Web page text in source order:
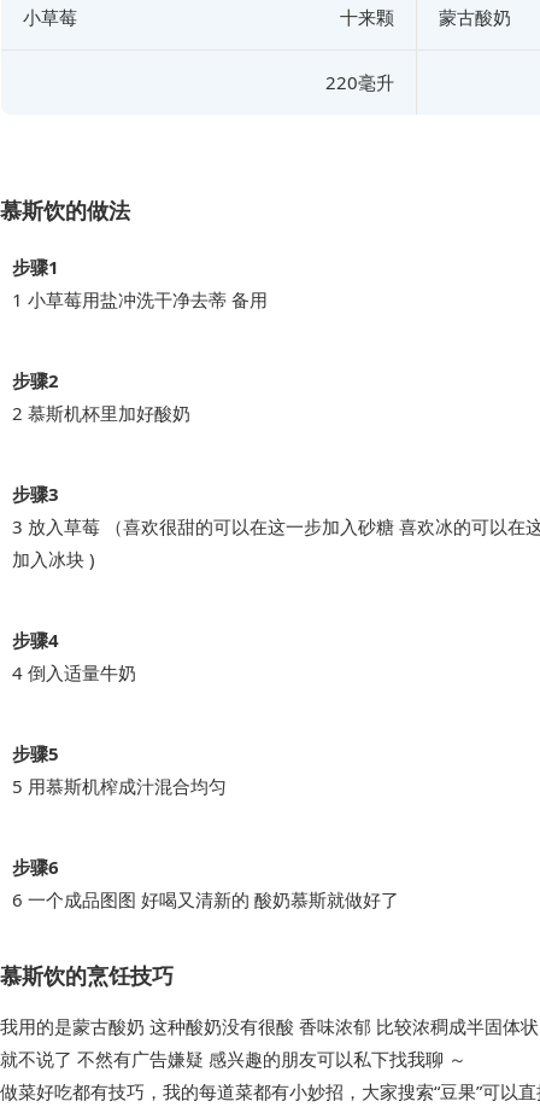
小草莓 十来颗 蒙古酸奶
220毫升
慕斯饮的做法
步骤1
1 小草莓用盐冲洗干净去蒂 备用
步骤2
2 慕斯机杯里加好酸奶
步骤3
3 放入草莓 （喜欢很甜的可以在这一步加入砂糖 喜欢冰的可以在
加入冰块 )
步骤4
4 倒入适量牛奶
步骤5
5 用慕斯机榨成汁混合均匀
步骤6
6 一个成品图图 好喝又清新的 酸奶慕斯就做好了
慕斯饮的烹饪技巧
我用的是蒙古酸奶 这种酸奶没有很酸 香味浓郁 比较浓稠成半固体
就不说了 不然有广告嫌疑 感兴趣的朋友可以私下找我聊 ～
做菜好吃都有技巧，我的每道菜都有小妙招，大家搜索“豆果”可以